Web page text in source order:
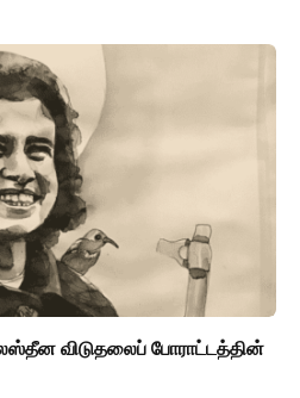
விடுதலைப் போராட்டத்தின்